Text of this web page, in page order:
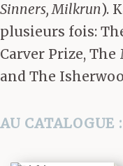
Sinners, Milkrun).
plusieurs fois:
Carver Prize,
and The
AU CATALOGUE :